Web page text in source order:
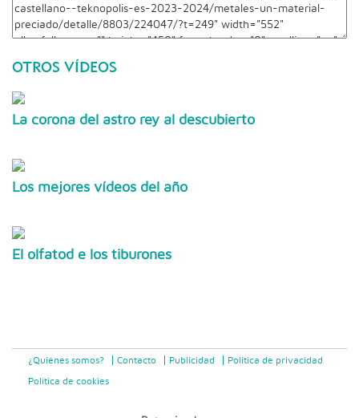
OTROS VÍDEOS
La corona del astro rey al descubierto
Los mejores vídeos del año
El olfatod e los tiburones
¿Quiénes somos? Contacto Publicidad Politica de privacidad
Política de cookies